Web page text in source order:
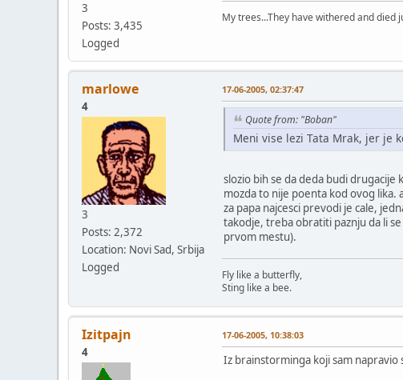
3
Posts: 3,435
Logged
My trees...They have withered and died
marlowe
4
3
Posts: 2,372
Location: Novi Sad, Srbija
Logged
17-06-2005, 02:37:47
Quote from: "Boban"
Meni vise lezi Tata Mrak, jer je
slozio bih se da deda budi drugacije
mozda to nije poenta kod ovog lika.
za papa najcesci prevodi je cale,
takodje, treba obratiti paznju da li
prvom mestu).
Fly like a butterfly,
Sting like a bee.
Izitpajn
4
17-06-2005, 10:38:03
Iz brainstorminga koji sam napravio